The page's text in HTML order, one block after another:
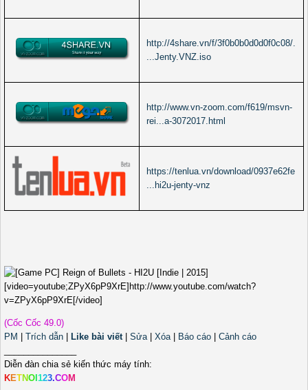
http://4share.vn/f/3f0b0b0d0d0f0c08/.
...Jenty.VNZ.iso
http://www.vn-zoom.com/f619/msvn-
rei...a-3072017.html
https://tenlua.vn/download/0937e62fe
...hi2u-jenty-vnz
[video=youtube;ZPyX6pP9XrE]http://www.youtube.com/watch?
v=ZPyX6pP9XrE[/video]
(Cốc Cốc 49.0)
PM
Trích dẫn Like bài viết| Sửa| Xóa| Báo cáo
Cảnh cáo
Diễn đàn chia sẻ kiến thức máy tính:
KETNO 123.COM